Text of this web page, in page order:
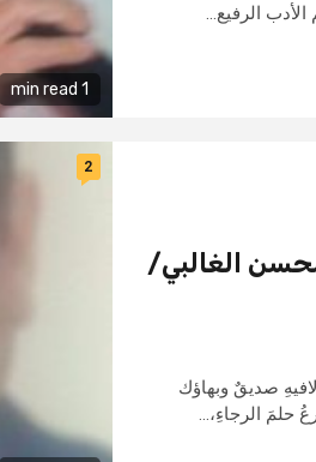
1 min read
الأدب الرفيع...
2
الغالبي/
صديقٌ وبهاؤك
حلمَ الرجاءِ،...